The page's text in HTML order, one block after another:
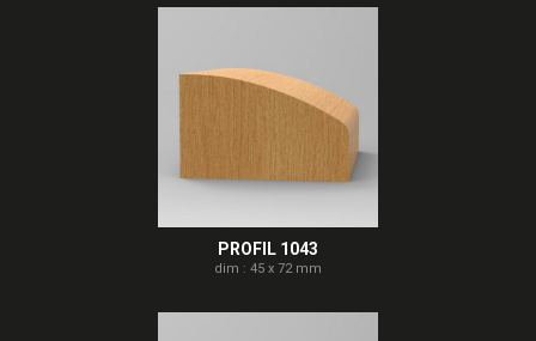
PROFIL 1043
dim : 45 x 72 mm